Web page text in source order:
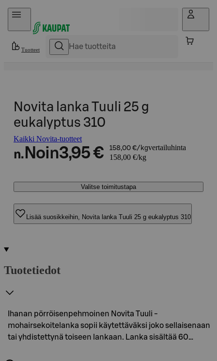
Hyppää sisältöön
Tuotteet
Novita lanka Tuuli 25 g
eukalyptus 310
Kaikki Novita-tuotteet
n. Noin3,95 € 158,00 €/kgvertailuhinta
158,00 €/kg
Valitse toimitustapa
Lisää suosikkeihin, Novita lanka Tuuli 25 g eukalyptus 310
Tuotetiedot
Ihanan pörröisenpehmoinen Novita Tuuli -
mohairsekoitelanka sopii käytettäväksi joko sellaisenaan
tai yhdistettynä toiseen lankaan. Lanka sisältää 60…